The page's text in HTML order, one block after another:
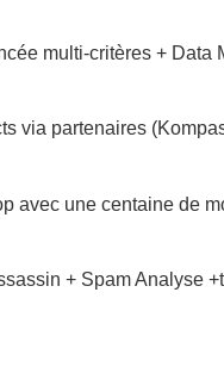
multi-critères + Data
via partenaires
avec une centaine de
+ Spam Analyse